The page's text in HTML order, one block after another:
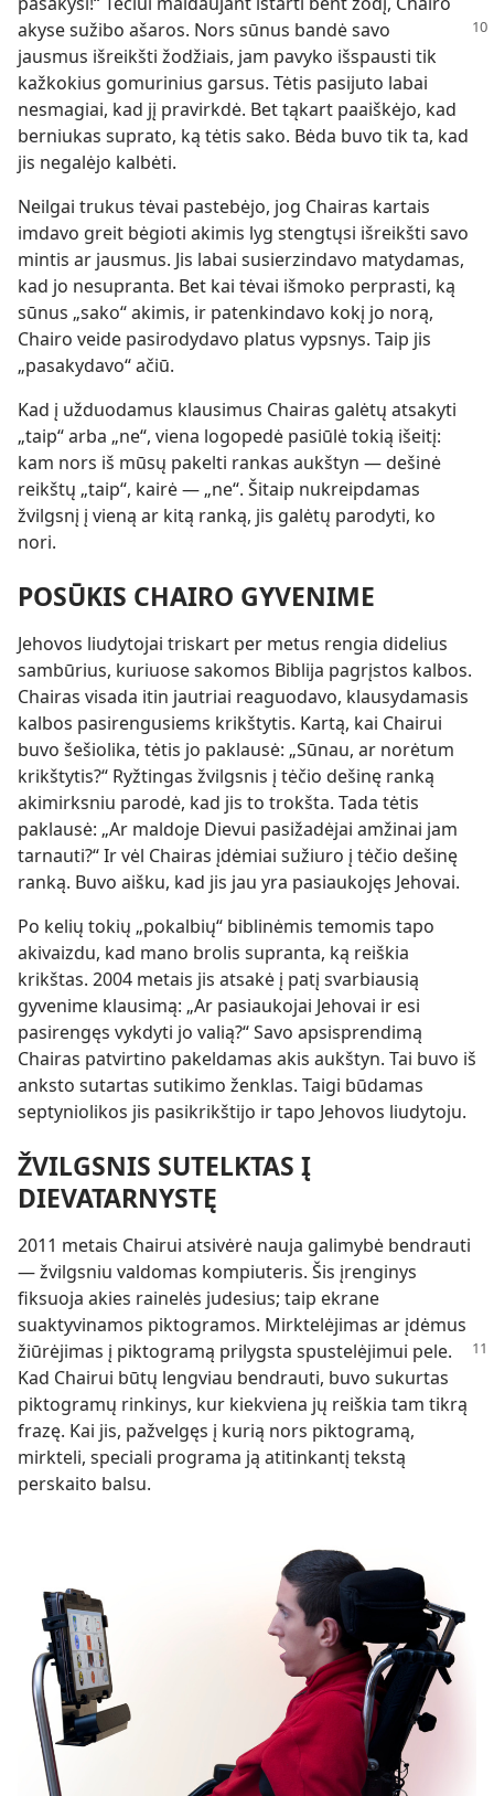
akyse sužibo ašaros. Nors sūnus bandė savo
jausmus išreikšti žodžiais, jam pavyko išspausti tik
kažkokius gomurinius garsus. Tėtis pasijuto labai
nesmagiai, kad jį pravirkdė. Bet tąkart paaiškėjo, kad
berniukas suprato, ką tėtis sako. Bėda buvo tik ta, kad
jis negalėjo kalbėti.
Neilgai trukus tėvai pastebėjo, jog Chairas kartais
imdavo greit bėgioti akimis lyg stengtųsi išreikšti savo
mintis ar jausmus. Jis labai susierzindavo matydamas,
kad jo nesupranta. Bet kai tėvai išmoko perprasti, ką
sūnus „sako“ akimis, ir patenkindavo kokį jo norą,
Chairo veide pasirodydavo platus vypsnys. Taip jis
„pasakydavo“ ačiū.
Kad į užduodamus klausimus Chairas galėtų atsakyti
„taip“ arba „ne“, viena logopedė pasiūlė tokią išeitį:
kam nors iš mūsų pakelti rankas aukštyn — dešinė
reikštų „taip“, kairė — „ne“. Šitaip nukreipdamas
žvilgsnį į vieną ar kitą ranką, jis galėtų parodyti, ko
nori.
POSŪKIS CHAIRO GYVENIME
Jehovos liudytojai triskart per metus rengia didelius
sambūrius, kuriuose sakomos Biblija pagrįstos kalbos.
Chairas visada itin jautriai reaguodavo, klausydamasis
kalbos pasirengusiems krikštytis. Kartą, kai Chairui
buvo šešiolika, tėtis jo paklausė: „Sūnau, ar norėtum
krikštytis?“ Ryžtingas žvilgsnis į tėčio dešinę ranką
akimirksniu parodė, kad jis to trokšta. Tada tėtis
paklausė: „Ar maldoje Dievui pasižadėjai amžinai jam
tarnauti?“ Ir vėl Chairas įdėmiai sužiuro į tėčio dešinę
ranką. Buvo aišku, kad jis jau yra pasiaukojęs Jehovai.
Po kelių tokių „pokalbių“ biblinėmis temomis tapo
akivaizdu, kad mano brolis supranta, ką reiškia
krikštas. 2004 metais jis atsakė į patį svarbiausią
gyvenime klausimą: „Ar pasiaukojai Jehovai ir esi
pasirengęs vykdyti jo valią?“ Savo apsisprendimą
Chairas patvirtino pakeldamas akis aukštyn. Tai buvo iš
anksto sutartas sutikimo ženklas. Taigi būdamas
septyniolikos jis pasikrikštijo ir tapo Jehovos liudytoju.
ŽVILGSNIS SUTELKTAS Į
DIEVATARNYSTĘ
2011 metais Chairui atsivėrė nauja galimybė bendrauti
— žvilgsniu valdomas kompiuteris. Šis įrenginys
fiksuoja akies rainelės judesius; taip ekrane
suaktyvinamos piktogramos. Mirktelėjimas ar įdėmus
žiūrėjimas į piktogramą prilygsta spustelėjimui pele.
Kad Chairui būtų lengviau bendrauti, buvo sukurtas
piktogramų rinkinys, kur kiekviena jų reiškia tam tikrą
frazę. Kai jis, pažvelgęs į kurią nors piktogramą,
mirkteli, speciali programa ją atitinkantį tekstą
perskaito balsu.